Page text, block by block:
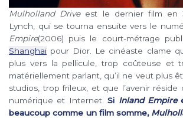
Mulholland Driveest le dernier film en
Lynch, qui se tourna ensuite vers le
Empire(2006) puis le court-métrage
Shanghai pour Dior. Le cinéaste clame
plus vers la pellicule, trop coûteuse et
matériellement parlant, qu’il ne veut plus
studios, trop frileux, et que l’avenir réside
numérique et Internet.Si Inland Empire
beaucoup comme un film somme,